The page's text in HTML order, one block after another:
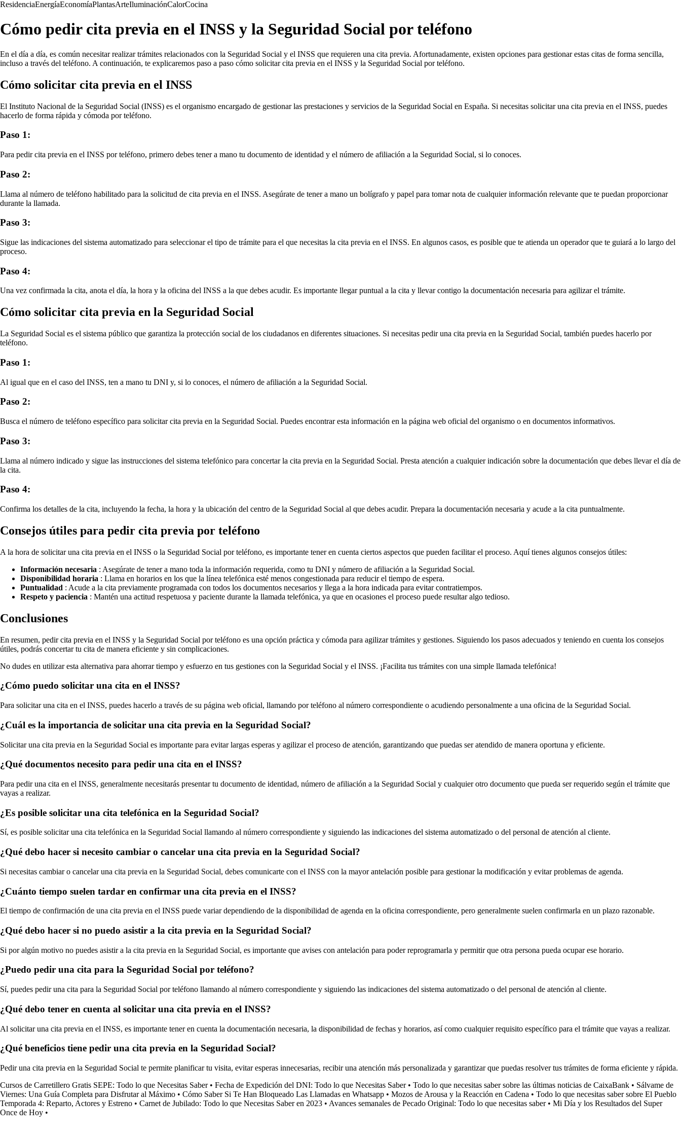
ResidenciaEnergíaEconomíaPlantasArteIluminaciónCalorCocina
Cómo pedir cita previa en el INSS y la Seguridad Social por teléfono
En el día a día, es común necesitar realizar trámites relacionados con la Seguridad Social y el INSS que requieren una cita previa. Afortunadamente, existen opciones para gestionar estas citas de forma sencilla,
incluso a través del teléfono. A continuación, te explicaremos paso a paso cómo solicitar cita previa en el INSS y la Seguridad Social por teléfono.
Cómo solicitar cita previa en el INSS
El Instituto Nacional de la Seguridad Social (INSS) es el organismo encargado de gestionar las prestaciones y servicios de la Seguridad Social en España. Si necesitas solicitar una cita previa en el INSS, puedes
hacerlo de forma rápida y cómoda por teléfono.
Paso 1:
Para pedir cita previa en el INSS por teléfono, primero debes tener a mano tu documento de identidad y el número de afiliación a la Seguridad Social, si lo conoces.
Paso 2:
Llama al número de teléfono habilitado para la solicitud de cita previa en el INSS. Asegúrate de tener a mano un bolígrafo y papel para tomar nota de cualquier información relevante que te puedan proporcionar
durante la llamada.
Paso 3:
Sigue las indicaciones del sistema automatizado para seleccionar el tipo de trámite para el que necesitas la cita previa en el INSS. En algunos casos, es posible que te atienda un operador que te guiará a lo largo del
proceso.
Paso 4:
Una vez confirmada la cita, anota el día, la hora y la oficina del INSS a la que debes acudir. Es importante llegar puntual a la cita y llevar contigo la documentación necesaria para agilizar el trámite.
Cómo solicitar cita previa en la Seguridad Social
La Seguridad Social es el sistema público que garantiza la protección social de los ciudadanos en diferentes situaciones. Si necesitas pedir una cita previa en la Seguridad Social, también puedes hacerlo por
teléfono.
Paso 1:
Al igual que en el caso del INSS, ten a mano tu DNI y, si lo conoces, el número de afiliación a la Seguridad Social.
Paso 2:
Busca el número de teléfono específico para solicitar cita previa en la Seguridad Social. Puedes encontrar esta información en la página web oficial del organismo o en documentos informativos.
Paso 3:
Llama al número indicado y sigue las instrucciones del sistema telefónico para concertar la cita previa en la Seguridad Social. Presta atención a cualquier indicación sobre la documentación que debes llevar el día de
la cita.
Paso 4:
Confirma los detalles de la cita, incluyendo la fecha, la hora y la ubicación del centro de la Seguridad Social al que debes acudir. Prepara la documentación necesaria y acude a la cita puntualmente.
Consejos útiles para pedir cita previa por teléfono
A la hora de solicitar una cita previa en el INSS o la Seguridad Social por teléfono, es importante tener en cuenta ciertos aspectos que pueden facilitar el proceso. Aquí tienes algunos consejos útiles:
Información necesaria : Asegúrate de tener a mano toda la información requerida, como tu DNI y número de afiliación a la Seguridad Social.
Disponibilidad horaria : Llama en horarios en los que la línea telefónica esté menos congestionada para reducir el tiempo de espera.
Puntualidad : Acude a la cita previamente programada con todos los documentos necesarios y llega a la hora indicada para evitar contratiempos.
Respeto y paciencia : Mantén una actitud respetuosa y paciente durante la llamada telefónica, ya que en ocasiones el proceso puede resultar algo tedioso.
Conclusiones
En resumen, pedir cita previa en el INSS y la Seguridad Social por teléfono es una opción práctica y cómoda para agilizar trámites y gestiones. Siguiendo los pasos adecuados y teniendo en cuenta los consejos
útiles, podrás concertar tu cita de manera eficiente y sin complicaciones.
No dudes en utilizar esta alternativa para ahorrar tiempo y esfuerzo en tus gestiones con la Seguridad Social y el INSS. ¡Facilita tus trámites con una simple llamada telefónica!
¿Cómo puedo solicitar una cita en el INSS?
Para solicitar una cita en el INSS, puedes hacerlo a través de su página web oficial, llamando por teléfono al número correspondiente o acudiendo personalmente a una oficina de la Seguridad Social.
¿Cuál es la importancia de solicitar una cita previa en la Seguridad Social?
Solicitar una cita previa en la Seguridad Social es importante para evitar largas esperas y agilizar el proceso de atención, garantizando que puedas ser atendido de manera oportuna y eficiente.
¿Qué documentos necesito para pedir una cita en el INSS?
Para pedir una cita en el INSS, generalmente necesitarás presentar tu documento de identidad, número de afiliación a la Seguridad Social y cualquier otro documento que pueda ser requerido según el trámite que
vayas a realizar.
¿Es posible solicitar una cita telefónica en la Seguridad Social?
Sí, es posible solicitar una cita telefónica en la Seguridad Social llamando al número correspondiente y siguiendo las indicaciones del sistema automatizado o del personal de atención al cliente.
¿Qué debo hacer si necesito cambiar o cancelar una cita previa en la Seguridad Social?
Si necesitas cambiar o cancelar una cita previa en la Seguridad Social, debes comunicarte con el INSS con la mayor antelación posible para gestionar la modificación y evitar problemas de agenda.
¿Cuánto tiempo suelen tardar en confirmar una cita previa en el INSS?
El tiempo de confirmación de una cita previa en el INSS puede variar dependiendo de la disponibilidad de agenda en la oficina correspondiente, pero generalmente suelen confirmarla en un plazo razonable.
¿Qué debo hacer si no puedo asistir a la cita previa en la Seguridad Social?
Si por algún motivo no puedes asistir a la cita previa en la Seguridad Social, es importante que avises con antelación para poder reprogramarla y permitir que otra persona pueda ocupar ese horario.
¿Puedo pedir una cita para la Seguridad Social por teléfono?
Sí, puedes pedir una cita para la Seguridad Social por teléfono llamando al número correspondiente y siguiendo las indicaciones del sistema automatizado o del personal de atención al cliente.
¿Qué debo tener en cuenta al solicitar una cita previa en el INSS?
Al solicitar una cita previa en el INSS, es importante tener en cuenta la documentación necesaria, la disponibilidad de fechas y horarios, así como cualquier requisito específico para el trámite que vayas a realizar.
¿Qué beneficios tiene pedir una cita previa en la Seguridad Social?
Pedir una cita previa en la Seguridad Social te permite planificar tu visita, evitar esperas innecesarias, recibir una atención más personalizada y garantizar que puedas resolver tus trámites de forma eficiente y rápida.
Cursos de Carretillero Gratis SEPE: Todo lo que Necesitas Saber• Fecha de Expedición del DNI: Todo lo que Necesitas Saber• Todo lo que necesitas saber sobre las últimas noticias de CaixaBank • Sálvame de
Viernes: Una Guía Completa para Disfrutar al Máximo • Cómo Saber Si Te Han Bloqueado Las Llamadas en Whatsapp • Mozos de Arousa y la Reacción en Cadena • Todo lo que necesitas saber sobre El Pueblo
Temporada 4: Reparto, Actores y Estreno • Carnet de Jubilado: Todo lo que Necesitas Saber en 2023 • Avances semanales de Pecado Original: Todo lo que necesitas saber• Mi Día y los Resultados del Super
Once de Hoy •